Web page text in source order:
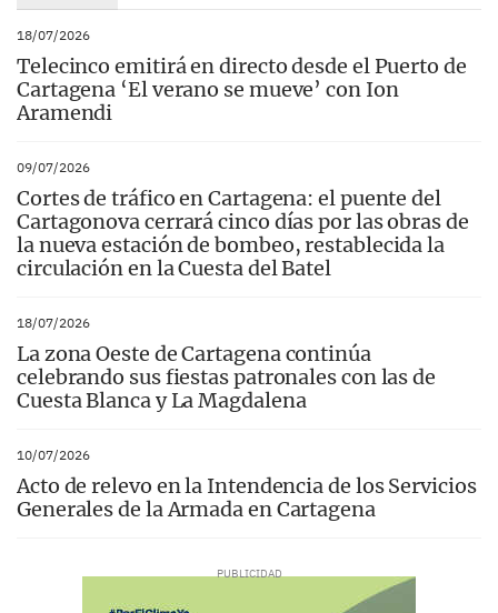
18/07/2026
Telecinco emitirá en directo desde el Puerto de
Cartagena ‘El verano se mueve’ con Ion
Aramendi
09/07/2026
Cortes de tráfico en Cartagena: el puente del
Cartagonova cerrará cinco días por las obras de
la nueva estación de bombeo, restablecida la
circulación en la Cuesta del Batel
18/07/2026
La zona Oeste de Cartagena continúa
celebrando sus fiestas patronales con las de
Cuesta Blanca y La Magdalena
10/07/2026
Acto de relevo en la Intendencia de los Servicios
Generales de la Armada en Cartagena